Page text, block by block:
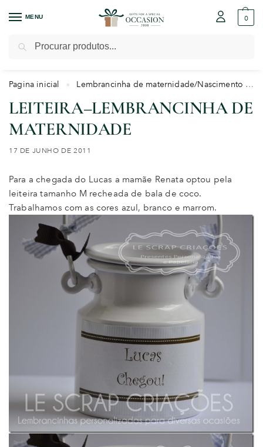
MENU 0
Pagina inicial » Lembrancinha de maternidade/Nascimento
LEITEIRA–LEMBRANCINHA DE
MATERNIDADE
17 DE JUNHO DE 2011
Para a chegada do Lucas a mamãe Renata optou pela
leiteira tamanho M recheada de bala de coco.
Trabalhamos com as cores azul, branco e marrom.